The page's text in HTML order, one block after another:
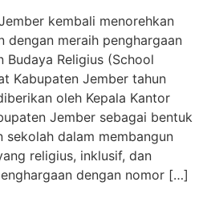
kembali menorehkan
dengan meraih penghargaan
Budaya Religius (School
Kabupaten Jember tahun
oleh Kepala Kantor
Jember sebagai bentuk
dalam membangun
religius, inklusif, dan
dengan nomor […]